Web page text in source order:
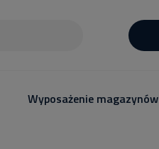
Wyposażenie magazynów